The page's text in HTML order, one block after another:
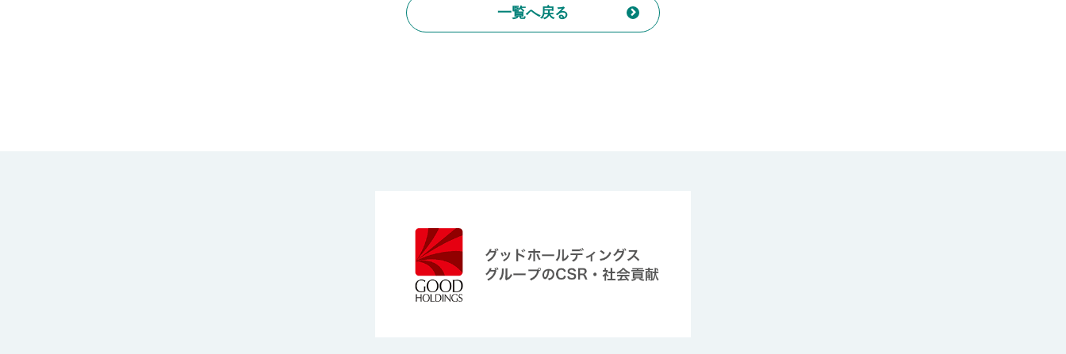
一覧へ戻る